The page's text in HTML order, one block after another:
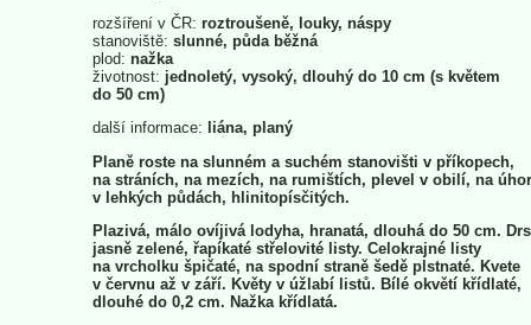
rozšíření v ČR: roztroušeně, louky, náspy
stanoviště: slunné, půda běžná
plod: nažka
životnost: jednoletý, vysoký, dlouhý do 10 cm (s květem
do 50 cm)
další informace: liána, planý
Planě roste na slunném a suchém stanovišti v příkopech,
na stráních, na mezích, na rumištích, plevel v obilí, na
v lehkých půdách, hlinitopísčitých.
Plazivá, málo ovíjivá lodyha, hranatá, dlouhá do 50 cm.
jasně zelené, řapíkaté střelovité listy. Celokrajné listy
na vrcholku špičaté, na spodní straně šedě plstnaté. Kvete
v červnu až v září. Květy v úžlabí listů. Bílé okvětí křídlaté,
dlouhé do 0,2 cm. Nažka křídlatá.